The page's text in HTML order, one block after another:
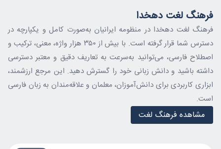
فرهنگ لغت دهخدا
فرهنگ لغت دهخدا در منظومه ایرانیان به‌صورت کامل و یکپارچه در
دسترس شما قرار گرفته است. با بیش از ۳۵۰ هزار واژه، معنی، ترکیب و
اصطلاح فارسی، می‌توانید به‌سرعت به تعاریف دقیق و معتبر دسترسی
داشته باشید و دانش زبانی خود را گسترش دهید. این مرجع ارزشمند،
ابزاری کاربردی برای دانش‌آموزان، معلمان و علاقه‌مندان به زبان فارسی
است.
مشاهده فرهنگ لغت